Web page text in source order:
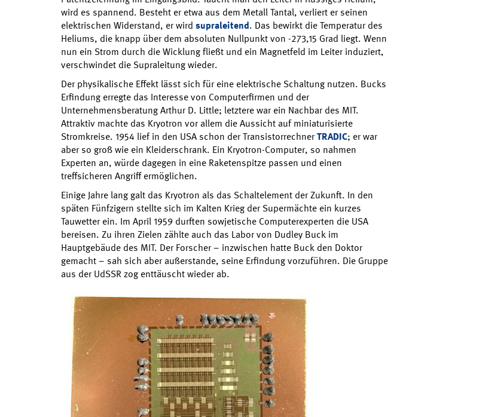
wird es spannend. Besteht er etwa aus dem Metall Tantal, verliert er seinen
elektrischen Widerstand, er wird supraleitend. Das bewirkt die Temperatur des
Heliums, die knapp über dem absoluten Nullpunkt von -273,15 Grad liegt. Wenn
nun ein Strom durch die Wicklung fließt und ein Magnetfeld im Leiter induziert,
verschwindet die Supraleitung wieder.
Der physikalische Effekt lässt sich für eine elektrische Schaltung nutzen. Bucks
Erfindung erregte das Interesse von Computerfirmen und der
Unternehmensberatung Arthur D. Little; letztere war ein Nachbar des MIT.
Attraktiv machte das Kryotron vor allem die Aussicht auf miniaturisierte
Stromkreise. 1954 lief in den USA schon der TransistorrechnerTRADIC; er war
aber so groß wie ein Kleiderschrank. Ein Kryotron-Computer, so nahmen
Experten an, würde dagegen in eine Raketenspitze passen und einen
treffsicheren Angriff ermöglichen.
Einige Jahre lang galt das Kryotron als das Schaltelement der Zukunft. In den
späten Fünfzigern stellte sich im Kalten Krieg der Supermächte ein kurzes
Tauwetter ein. Im April 1959 durften sowjetische Computerexperten die USA
bereisen. Zu ihren Zielen zählte auch das Labor von Dudley Buck im
Hauptgebäude des MIT. Der Forscher – inzwischen hatte Buck den Doktor
gemacht – sah sich aber außerstande, seine Erfindung vorzuführen. Die Gruppe
aus der UdSSR zog enttäuscht wieder ab.